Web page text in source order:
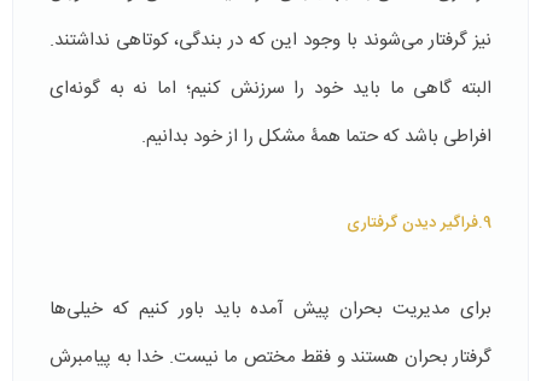
نیز گرفتار می‌شوند با وجود این که در بندگی، کوتاهی نداشتند.
البته گاهی ما باید خود را سرزنش کنیم؛ اما نه به گونه­‌ای
افراطی باشد که حتما همۀ مشکل را از خود بدانیم.
9.فراگیر دیدن گرفتاری
برای مدیریت بحران پیش آمده باید باور کنیم که خیلی‌ها
گرفتار بحران هستند و فقط مختص ما نیست. خدا به پیامبرش